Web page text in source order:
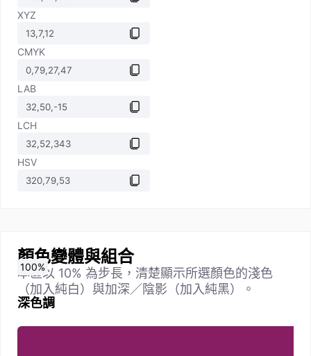
XYZ
CMYK
LAB
LCH
HSV
顏色變體與組合
本區以 10% 為步長，清楚顯示所選顏色的淺色
（加入純白）與加深／陰影（加入純黑）。
深色調
0%
10%
20%
30%
40%
50%
60%
70%
80%
90%
100%